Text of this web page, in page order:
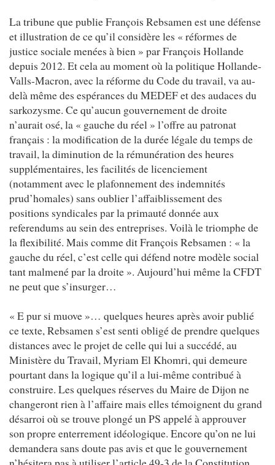
La tribune que publie François Rebsamen est une défense
et illustration de ce qu’il considère les « réformes de
justice sociale menées à bien » par François Hollande
depuis 2012. Et cela au moment où la politique Hollande-
Valls-Macron, avec la réforme du Code du travail, va au-
delà même des espérances du MEDEF et des audaces du
sarkozysme. Ce qu’aucun gouvernement de droite
n’aurait osé, la « gauche du réel » l’offre au patronat
français : la modification de la durée légale du temps de
travail, la diminution de la rémunération des heures
supplémentaires, les facilités de licenciement
(notamment avec le plafonnement des indemnités
prud’homales) sans oublier l’affaiblissement des
positions syndicales par la primauté donnée aux
referendums au sein des entreprises. Voilà le triomphe de
la flexibilité. Mais comme dit François Rebsamen : « la
gauche du réel, c’est celle qui défend notre modèle social
tant malmené par la droite ». Aujourd’hui même la CFDT
ne peut que s’insurger…
« E pur si muove »… quelques heures après avoir publié
ce texte, Rebsamen s’est senti obligé de prendre quelques
distances avec le projet de celle qui lui a succédé, au
Ministère du Travail, Myriam El Khomri, qui demeure
pourtant dans la logique qu’il a lui-même contribué à
construire. Les quelques réserves du Maire de Dijon ne
changeront rien à l’affaire mais elles témoignent du grand
désarroi où se trouve plongé un PS appelé à approuver
son propre enterrement idéologique. Encore qu’on ne lui
demandera sans doute pas avis et que le gouvernement